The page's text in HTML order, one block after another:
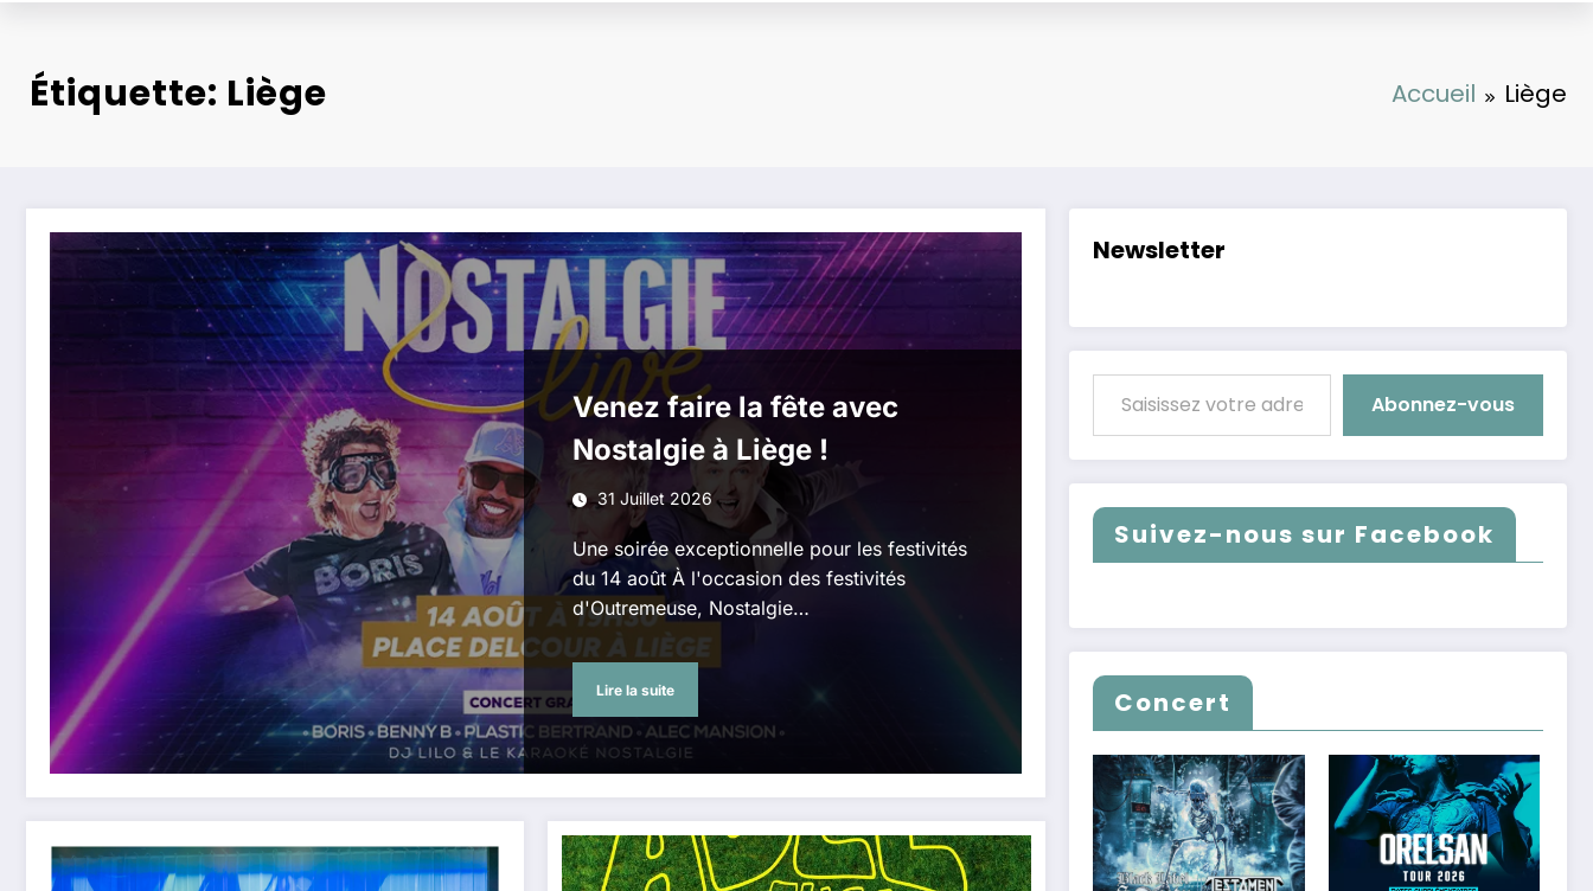
Étiquette: Liège Accueil Liège
Venez faire la fête avec
Nostalgie à Liège !
31 Juillet 2026
Une soirée exceptionnelle pour les festivités
du 14 août À l'occasion des festivités
d'Outremeuse, Nostalgie…
Lire la suite
Newsletter
Saisissez votre adresse e-mail…
Abonnez-vous
Suivez-nous sur Facebook
Concert